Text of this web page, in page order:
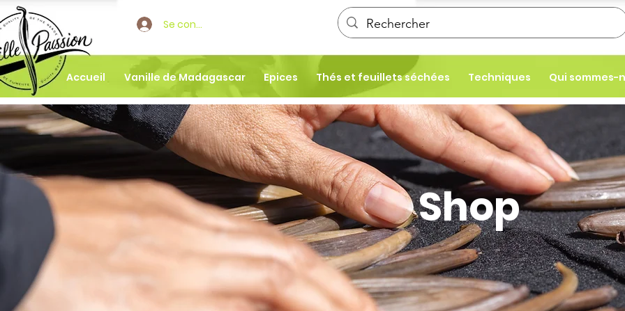
Se connecter
Accueil Vanille de Madagascar Epices Thés et feuillets séchées Techniques Qui sommes-
Shop